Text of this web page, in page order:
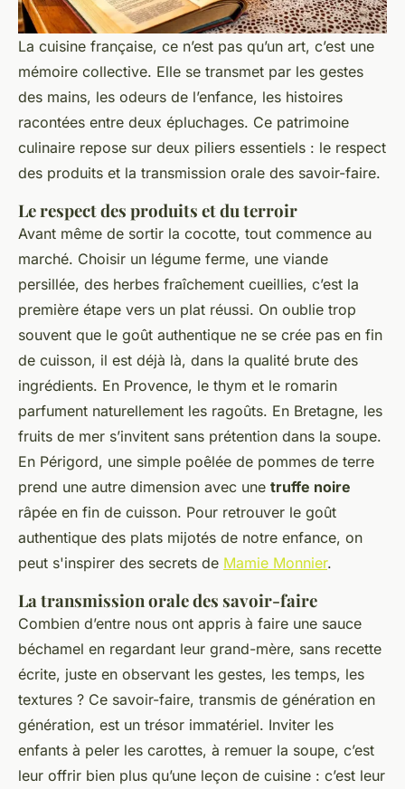
La cuisine française, ce n’est pas qu’un art, c’est une
mémoire collective. Elle se transmet par les gestes
des mains, les odeurs de l’enfance, les histoires
racontées entre deux épluchages. Ce patrimoine
culinaire repose sur deux piliers essentiels : le respect
des produits et la transmission orale des savoir-faire.
Le respect des produits et du terroir
Avant même de sortir la cocotte, tout commence au
marché. Choisir un légume ferme, une viande
persillée, des herbes fraîchement cueillies, c’est la
première étape vers un plat réussi. On oublie trop
souvent que le goût authentique ne se crée pas en fin
de cuisson, il est déjà là, dans la qualité brute des
ingrédients. En Provence, le thym et le romarin
parfument naturellement les ragoûts. En Bretagne, les
fruits de mer s’invitent sans prétention dans la soupe.
En Périgord, une simple poêlée de pommes de terre
prend une autre dimension avec une truffe noire
râpée en fin de cuisson. Pour retrouver le goût
authentique des plats mijotés de notre enfance, on
peut s'inspirer des secrets de Mamie Monnier.
La transmission orale des savoir-faire
Combien d’entre nous ont appris à faire une sauce
béchamel en regardant leur grand-mère, sans recette
écrite, juste en observant les gestes, les temps, les
textures ? Ce savoir-faire, transmis de génération en
génération, est un trésor immatériel. Inviter les
enfants à peler les carottes, à remuer la soupe, c’est
leur offrir bien plus qu’une leçon de cuisine : c’est leur